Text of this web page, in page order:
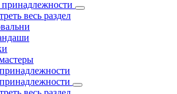
весь раздел